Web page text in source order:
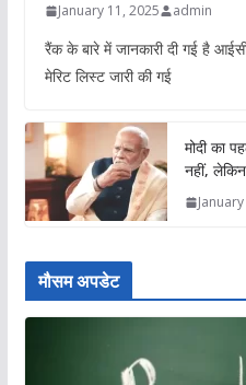
January 11, 2025 admin
रैंक के बारे में जानकारी दी गई है
मेरिट लिस्ट जारी की गई
मोदी का
नहीं,
मौसम अपडेट